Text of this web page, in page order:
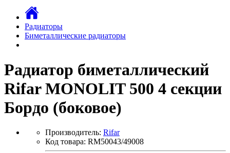
Радиаторы
Биметаллические радиаторы
Радиатор биметаллический
Rifar MONOLIT 500 4 секции
Бордо (боковое)
Производитель: Rifar
Код товара: RM50043/49008